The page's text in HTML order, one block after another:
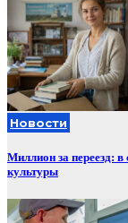
Новости
Миллион за переезд: в
культуры